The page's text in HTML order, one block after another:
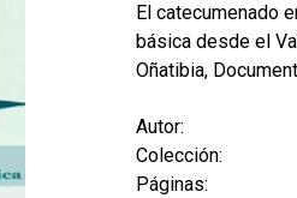
El catecumenado
básica desde el
Oñatibia,
Autor:
Colección:
Páginas: